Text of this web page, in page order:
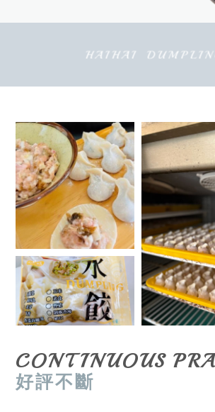
CONTINUOUS
好評不斷